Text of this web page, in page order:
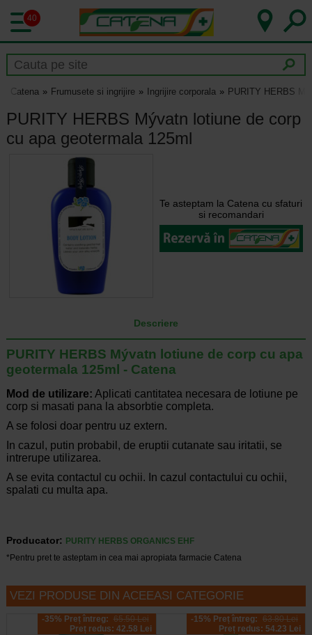
40
Catena Frumusete si ingrijire Ingrijire corporala PURITY HERBS
PURITY HERBS Mývatn lotiune de corp
cu apa geotermala 125ml
Te asteptam la Catena cu sfaturi
si recomandari
Descriere
PURITY HERBS Mývatn lotiune de corp cu apa
geotermala 125ml - Catena
Mod de utilizare: Aplicati cantitatea necesara de lotiune pe
corp si masati pana la absorbtie completa.
A se folosi doar pentru uz extern.
In cazul, putin probabil, de eruptii cutanate sau iritatii, se
intrerupe utilizarea.
A se evita contactul cu ochii. In cazul contactului cu ochii,
spalati cu multa apa.
Producator:
PURITY HERBS ORGANICS EHF
*Pentru pret te asteptam in cea mai apropiata farmacie Catena
VEZI PRODUSE DIN ACEEASI CATEGORIE
-35% Preț întreg: 65.50 Lei
Preț redus: 42.58 Lei
-15% Preț întreg: 63.80 Lei
Preț redus: 54.23 Lei